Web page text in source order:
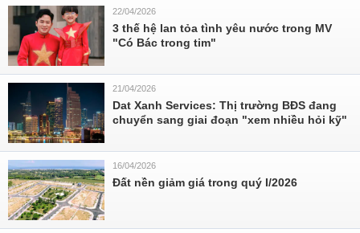
22/04/2026
3 thế hệ lan tỏa tình yêu nước trong MV
"Có Bác trong tim"
21/04/2026
Dat Xanh Services: Thị trường BĐS đang
chuyển sang giai đoạn "xem nhiều hỏi kỹ"
16/04/2026
Đất nền giảm giá trong quý I/2026